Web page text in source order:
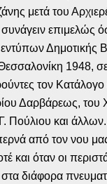
μετά του
επιμελώς
1948,
τον
Δαρβάρεως,
και
από τον νου
όταν οι
διάφορα